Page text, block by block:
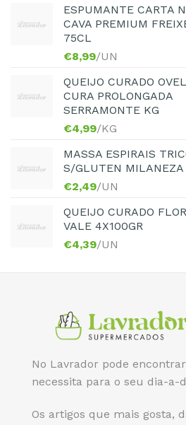
ESPUMANTE CARTA
CAVA PREMIUM
75CL
€8,99/UN
QUEIJO CURADO
CURA PROLONGADA
SERRAMONTE KG
€4,99/KG
MASSA ESPIRAIS
S/GLUTEN MILANEZA
€2,49/UN
QUEIJO CURADO
VALE 4X100GR
€4,39/UN
No Lavrador pode
necessita para o seu dia-a-
Os artigos que mais gosta,